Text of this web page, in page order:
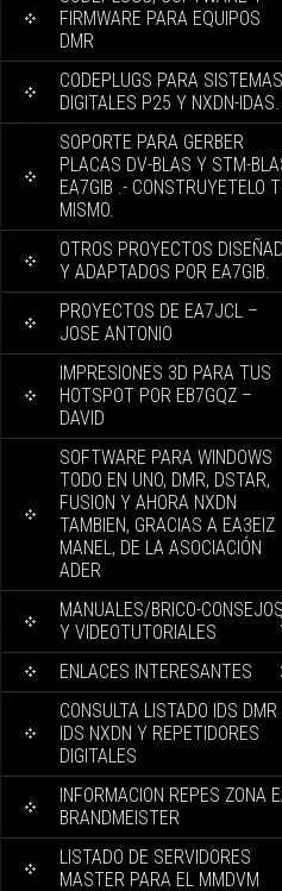
FIRMWARE PARA EQUIPOS
DMR
CODEPLUGS PARA SISTEMAS
DIGITALES P25 Y NXDN-IDAS.
SOPORTE PARA GERBER
PLACAS DV-BLAS Y STM-
EA7GIB .- CONSTRUYETELO
MISMO.
OTROS PROYECTOS
Y ADAPTADOS POR EA7GIB.
PROYECTOS DE EA7JCL –
JOSE ANTONIO
IMPRESIONES 3D PARA TUS
HOTSPOT POR EB7GQZ –
DAVID
SOFTWARE PARA WINDOWS
TODO EN UNO, DMR, DSTAR,
FUSION Y AHORA NXDN
TAMBIEN, GRACIAS A EA3EIZ
MANEL, DE LA ASOCIACIÓN
ADER
MANUALES/BRICO-CONSEJOS
Y VIDEOTUTORIALES
ENLACES INTERESANTES
CONSULTA LISTADO IDS
IDS NXDN Y REPETIDORES
DIGITALES
INFORMACION REPES ZONA
BRANDMEISTER
LISTADO DE SERVIDORES
MASTER PARA EL MMDVM